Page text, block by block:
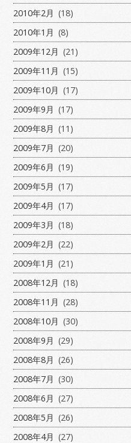
2010年2月 (18)
2010年1月 (8)
2009年12月 (21)
2009年11月 (15)
2009年10月 (17)
2009年9月 (17)
2009年8月 (11)
2009年7月 (20)
2009年6月 (19)
2009年5月 (17)
2009年4月 (17)
2009年3月 (18)
2009年2月 (22)
2009年1月 (21)
2008年12月 (18)
2008年11月 (28)
2008年10月 (30)
2008年9月 (29)
2008年8月 (26)
2008年7月 (30)
2008年6月 (27)
2008年5月 (26)
2008年4月 (27)